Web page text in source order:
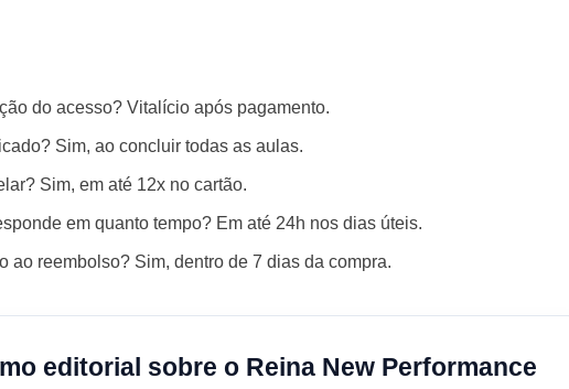
do acesso? Vitalício após pagamento.
Sim, ao concluir todas as aulas.
Sim, em até 12x no cartão.
em quanto tempo? Em até 24h nos dias úteis.
ao reembolso? Sim, dentro de 7 dias da compra.
editorial sobre o Reina New Performance